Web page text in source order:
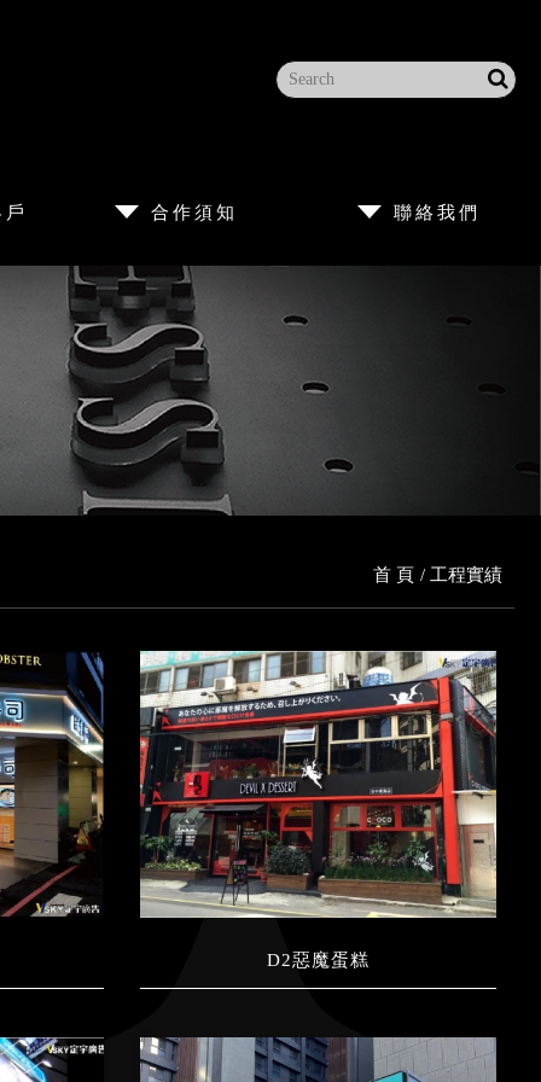
合作須知 聯絡我們
首 頁 工程實績
D2惡魔蛋糕